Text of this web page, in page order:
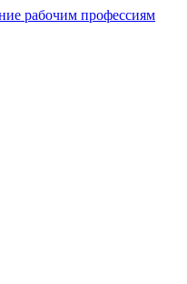
рабочим профессиям